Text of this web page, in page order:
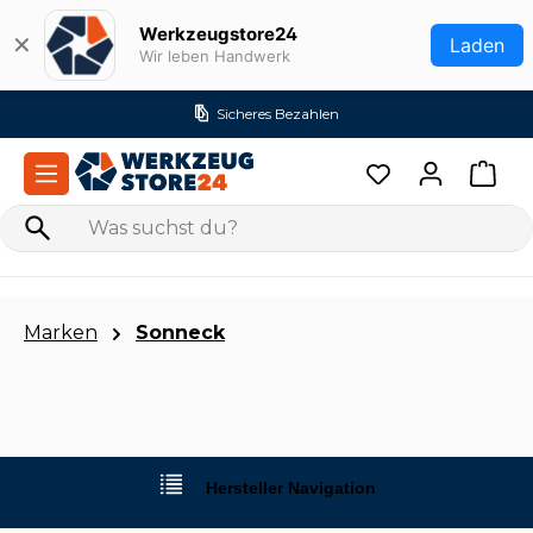
Zum Hauptinhalt springen
✕ Werkzeugstore24
Wir leben Handwerk Laden
Sicheres Bezahlen
Marken Sonneck
Hersteller Navigation